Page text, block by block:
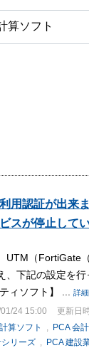
用認証が出来
スが停止して
UTM（FortiGate
、下記の設定を
ィソフト】 ...
詳
24 15:00 更新日
算ソフト , PCA 会
リーズ, PCA 建設